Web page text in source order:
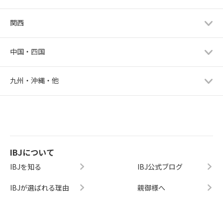
関西
中国・四国
九州・沖縄・他
IBJについて
IBJを知る
IBJが選ばれる理由
IBJ公式ブログ
親御様へ